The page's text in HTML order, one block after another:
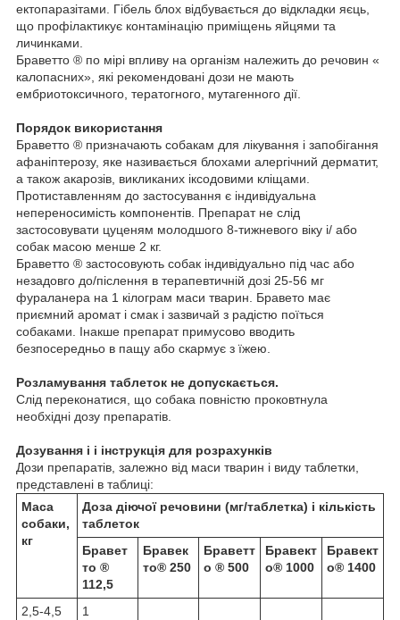
ектопаразітами. Гібель блох відбувається до відкладки яєць,
що профілактикує контамінацію приміщень яйцями та
личинками.
Браветто ® по мірі впливу на організм належить до речовин «
калопасних», які рекомендовані дози не мають
ембриотоксичного, тератогного, мутагенного дії.
Порядок використання
Браветто ® призначають собакам для лікування і запобігання
афаніптерозу, яке називається блохами алергічний дерматит,
а також акарозів, викликаних іксодовими кліщами.
Протиставленням до застосування є індивідуальна
непереносимість компонентів. Препарат не слід
застосовувати цуценям молодшого 8-тижневого віку і/ або
собак масою менше 2 кг.
Браветто ® застосовують собак індивідуально під час або
незадовго до/післення в терапевтичній дозі 25-56 мг
фураланера на 1 кілограм маси тварин. Бравето має
приємний аромат і смак і зазвичай з радістю поїться
собаками. Інакше препарат примусово вводить
безпосередньо в пащу або скармує з їжею.
Розламування таблеток не допускається.
Слід переконатися, що собака повністю проковтнула
необхідні дозу препаратів.
Дозування і і інструкція для розрахунків
Дози препаратів, залежно від маси тварин і виду таблетки,
представлені в таблиці:
Маса
собаки,
кг
Доза діючої речовини (мг/таблетка) і кількість
таблеток
Бравет
то ®
112,5
Бравек
то® 250
Браветт
о ® 500
Бравект
о® 1000
Бравект
о® 1400
2,5-4,5 1